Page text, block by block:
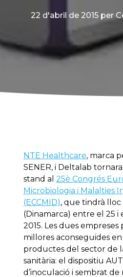
22 d'abril de 2015 per
NTE Healthcare, marca
SENER, i Deltalab
stand al 25è Congrés
Microbiologia i Malalties
(ECCMID), que tindrà
(Dinamarca) entre el 25 i
2015. Les dues
millores aconseguides
productes del sector de
sanitària: el dispositiu
d’inoculació i sembrat